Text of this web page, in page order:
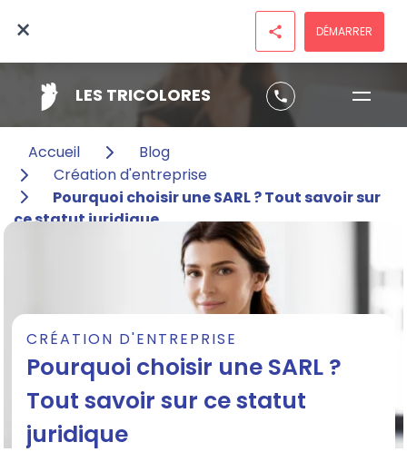
LES TRICOLORES phone
× share DÉMARRER
Accueil
Blog
Création d'entreprise
Pourquoi choisir une SARL ? Tout savoir sur
ce statut juridique
CRÉATION D'ENTREPRISE
Pourquoi choisir une SARL ?
Tout savoir sur ce statut
juridique